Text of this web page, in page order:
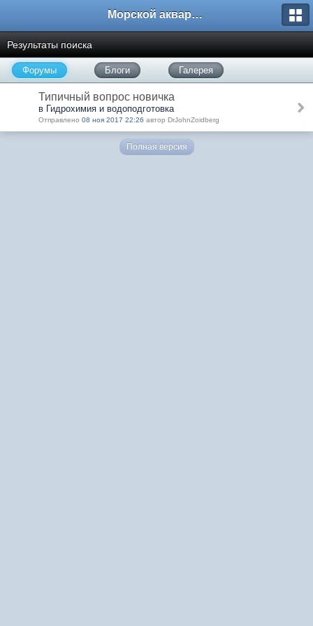
Морской аквариум. Форумы ReefCentral.ru
Результаты поиска
Форумы Блоги Галерея
Типичный вопрос новичка
в Гидрохимия и водоподготовка
Отправлено 08 ноя 2017 22:26 автор DrJohnZoidberg
Полная версия